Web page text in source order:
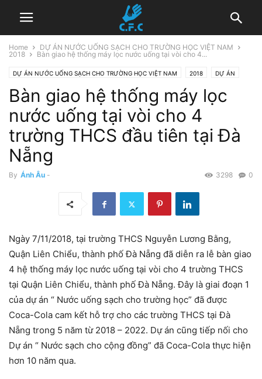
Home
DỰ ÁN NƯỚC UỐNG SẠCH CHO TRƯỜNG HỌC VIỆT NAM
2018
Bàn giao hệ thống máy lọc nước uống tại vòi cho 4...
DỰ ÁN NƯỚC UỐNG SẠCH CHO TRƯỜNG HỌC VIỆT NAM 2018 DỰ ÁN
Bàn giao hệ thống máy lọc
nước uống tại vòi cho 4
trường THCS đầu tiên tại Đà
Nẵng
By Ánh Âu - 0
3298
Ngày 7/11/2018, tại trường THCS Nguyễn Lương Bằng,
Quận Liên Chiểu, thành phố Đà Nẵng đã diễn ra lễ bàn giao
4 hệ thống máy lọc nước uống tại vòi cho 4 trường THCS
tại Quận Liên Chiểu, thành phố Đà Nẵng. Đây là giai đoạn 1
của dự án “ Nước uống sạch cho trường học” đã được
Coca-Cola cam kết hỗ trợ cho các trường THCS tại Đà
Nẵng trong 5 năm từ 2018 – 2022. Dự án cũng tiếp nối cho
Dự án “ Nước sạch cho cộng đồng” đã Coca-Cola thực hiện
hơn 10 năm qua.